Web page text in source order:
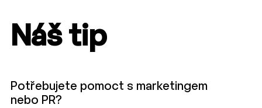
Náš tip
Potřebujete pomoct s marketingem
nebo PR?